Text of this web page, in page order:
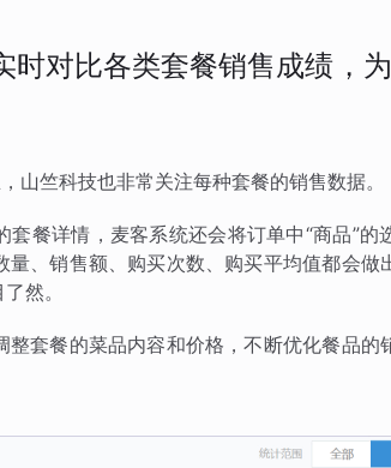
时对比各类套餐销售成绩，
山竺科技也非常关注每种套餐的销售数据。
餐详情，麦客系统还会将订单中“商品”的
、销售额、购买次数、购买平均值都会做
然。
套餐的菜品内容和价格，不断优化餐品的